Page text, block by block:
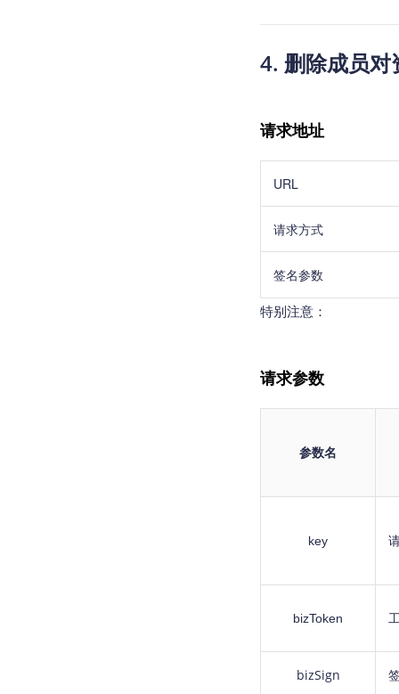
4. 删除成员对
请求地址
URL
请求方式
签名参数
特别注意：
请求参数
参数名
key
bizToken
bizSign